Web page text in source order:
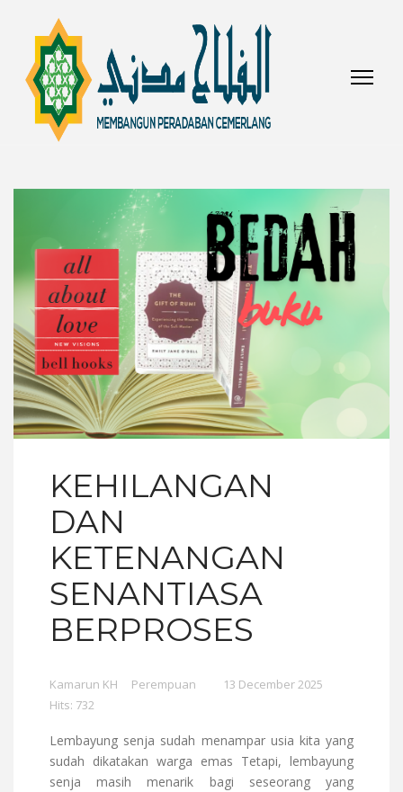
KEHILANGAN
DAN
KETENANGAN
SENANTIASA
BERPROSES
Kamarun KH Perempuan
13 December 2025
Hits: 732
Lembayung senja sudah menampar usia kita yang
sudah dikatakan warga emas Tetapi, lembayung
senja masih menarik bagi seseorang yang